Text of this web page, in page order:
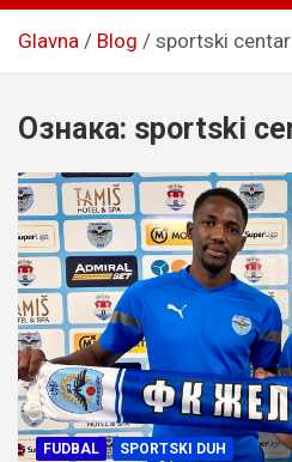
Glavna Blog sportski
Ознака: sportski
FUDBAL SPORTSKI DUH